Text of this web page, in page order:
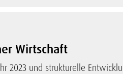
Wirtschaft
2023 und strukturelle